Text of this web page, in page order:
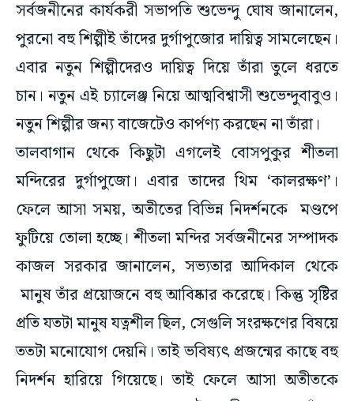
সর্বজনীনের কার্যকরী সভাপতি শুভেন্দু ঘোষ জানালেন,
পুরনো বহু শিল্পীই তাঁদের দুর্গাপুজোর দায়িত্ব সামলেছেন।
এবার নতুন শিল্পীদেরও দায়িত্ব দিয়ে তাঁরা তুলে ধরতে
চান। নতুন এই চ্যালেঞ্জ নিয়ে আত্মবিশ্বাসী শুভেন্দুবাবুও।
নতুন শিল্পীর জন্য বাজেটেও কার্পণ্য করছেন না তাঁরা।
তালবাগান থেকে কিছুটা এগলেই বোসপুকুর শীতলা
মন্দিরের দুর্গাপুজো। এবার তাদের থিম ‘কালরক্ষণ’।
ফেলে আসা সময়, অতীতের বিভিন্ন নিদর্শনকে মণ্ডপে
ফুটিয়ে তোলা হচ্ছে। শীতলা মন্দির সর্বজনীনের সম্পাদক
কাজল সরকার জানালেন, সভ্যতার আদিকাল থেকে
মানুষ তাঁর প্রয়োজনে বহু আবিষ্কার করেছে। কিন্তু সৃষ্টির
প্রতি যতটা মানুষ যত্নশীল ছিল, সেগুলি সংরক্ষণের বিষয়ে
ততটা মনোযোগ দেয়নি। তাই ভবিষ্যৎ প্রজন্মের কাছে বহু
নিদর্শন হারিয়ে গিয়েছে। তাই ফেলে আসা অতীতকে